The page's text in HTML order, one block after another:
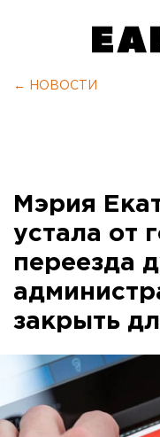
← НОВОСТИ
Мэрия
устала от
переезда
закрыть